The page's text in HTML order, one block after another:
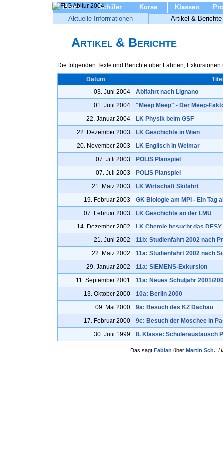
Home Schüler Kurse Klassen
Aktuelle Informationen
Artikel & Berichte
Artikel & Berichte
Die folgenden Texte und Berichte über Fahrten,
Datum
Titel
03. Juni 2004
Abifahrt nach Lignano
01. Juni 2004
"Meep Meep" - Der Meep-
22. Januar 2004
LK Physik beim GSF
22. Dezember 2003
LK Geschichte in Wien
20. November 2003
LK Englisch in Weimar
07. Juli 2003
POLIS Planspiel
07. Juli 2003
POLIS Planspiel
21. März 2003
LK Wirtschaft Skifahrt
19. Februar 2003
GK Biologie am MPI - Ein Tag
07. Februar 2003
LK Geschichte an der LMU
14. Dezember 2002
LK Chemie besucht das
21. Juni 2002
11b: Studienfahrt 2002 nach
22. März 2002
11a: Studienfahrt 2002 nach
29. Januar 2002
11a: SIEMENS-Exkursion
11. September 2001
11a: Neues Schuljahr 2001/
13. Oktober 2000
10a: Berlin 2000
09. Mai 2000
9a: Besuch des KZ Dachau
17. Februar 2000
9c: Besuch der Moschee in
30. Juni 1999
8. Klasse: Schüleraustausch
Das sagt Fabian über Martin Sch.: